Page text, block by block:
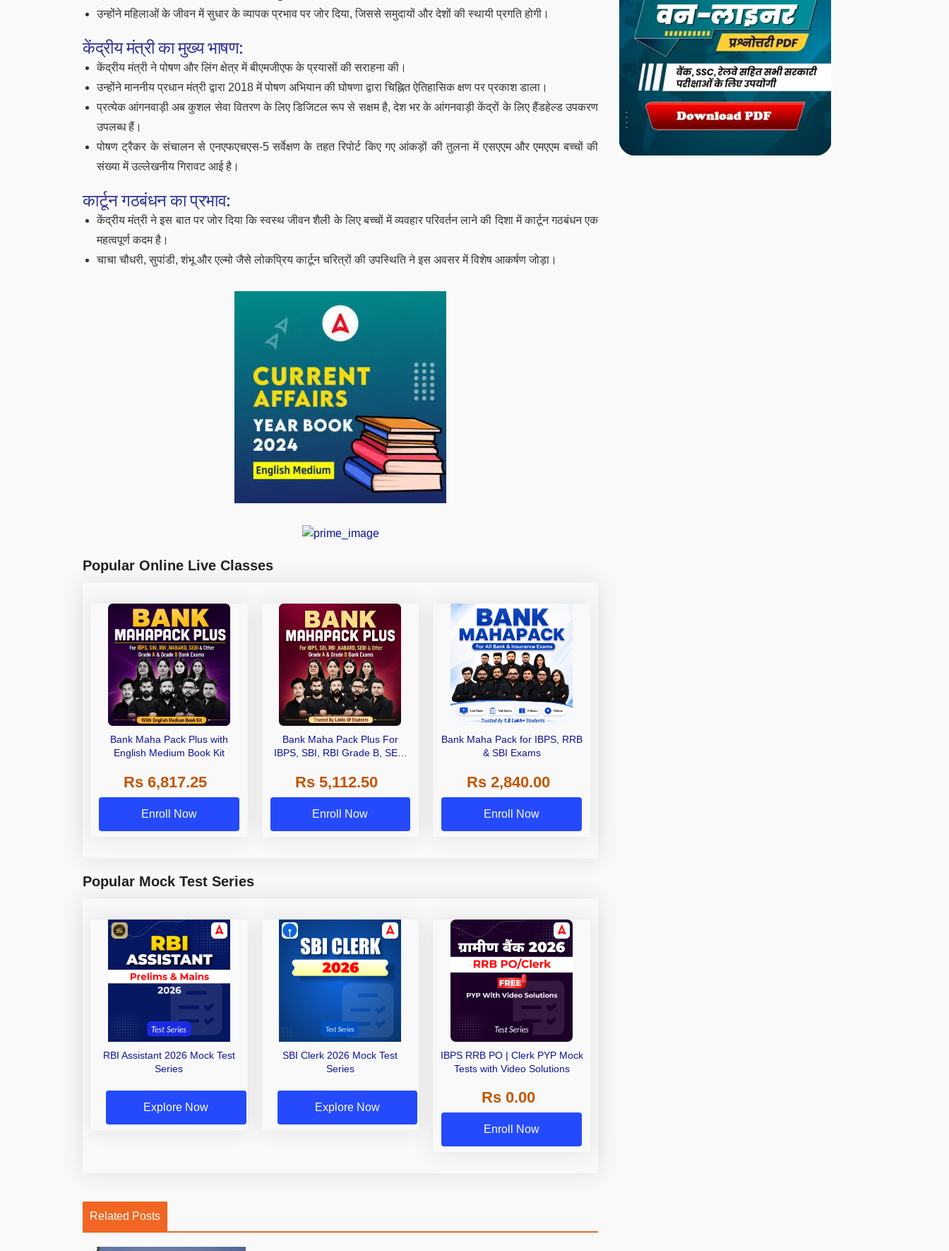
उन्होंने महिलाओं के जीवन में सुधार के व्यापक प्रभाव पर जोर दिया, जिससे समुदायों और देशों की स्थायी प्रगति होगी।
केंद्रीय मंत्री का मुख्य भाषण:
केंद्रीय मंत्री ने पोषण और लिंग क्षेत्र में बीएमजीएफ के प्रयासों की सराहना की।
उन्होंने माननीय प्रधान मंत्री द्वारा 2018 में पोषण अभियान की घोषणा द्वारा चिह्नित ऐतिहासिक क्षण पर प्रकाश डाला।
प्रत्येक आंगनवाड़ी अब कुशल सेवा वितरण के लिए डिजिटल रूप से सक्षम है, देश भर के आंगनवाड़ी केंद्रों के लिए हैंडहेल्ड उपकरण
उपलब्ध हैं।
पोषण ट्रैकर के संचालन से एनएफएचएस-5 सर्वेक्षण के तहत रिपोर्ट किए गए आंकड़ों की तुलना में एसएएम और एमएएम बच्चों की
संख्या में उल्लेखनीय गिरावट आई है।
कार्टून गठबंधन का प्रभाव:
केंद्रीय मंत्री ने इस बात पर जोर दिया कि स्वस्थ जीवन शैली के लिए बच्चों में व्यवहार परिवर्तन लाने की दिशा में कार्टून गठबंधन एक
महत्वपूर्ण कदम है।
चाचा चौधरी, सुपांडी, शंभू और एल्मो जैसे लोकप्रिय कार्टून चरित्रों की उपस्थिति ने इस अवसर में विशेष आकर्षण जोड़ा।
Popular Online Live Classes
Bank Maha Pack Plus with
English Medium Book Kit
Rs 6,817.25
Enroll Now
Bank Maha Pack Plus For
IBPS, SBI, RBI Grade B, SEBI
Other Grade A & Grade B Bank
Exams
Rs 5,112.50
Enroll Now
Bank Maha Pack for IBPS, RRB
& SBI Exams
Rs 2,840.00
Enroll Now
Popular Mock Test Series
RBI Assistant 2026 Mock Test
Series
Explore Now
SBI Clerk 2026 Mock Test
Series
Explore Now
IBPS RRB PO | Clerk PYP Mock
Tests with Video Solutions
Rs 0.00
Enroll Now
Related Posts